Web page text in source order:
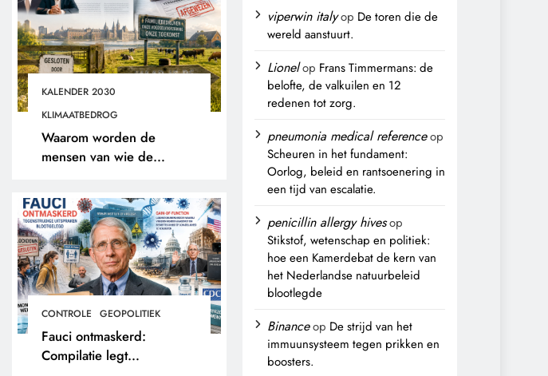
KALENDER 2030
KLIMAATBEDROG
Waarom worden de
mensen van wie de
buitengesloten?
CONTROLE GEOPOLITIEK
Fauci ontmaskerd:
Compilatie legt
viperwin italyop De toren die de
wereld aanstuurt.
Lionelop Frans Timmermans: de
belofte, de valkuilen en 12
redenen tot zorg.
pneumonia medical referenceop
Scheuren in het fundament:
Oorlog, beleid en rantsoenering in
een tijd van escalatie.
penicillin allergy hivesop
Stikstof, wetenschap en politiek:
hoe een Kamerdebat de kern van
het Nederlandse natuurbeleid
blootlegde
Binanceop De strijd van het
immuunsysteem tegen prikken en
boosters.